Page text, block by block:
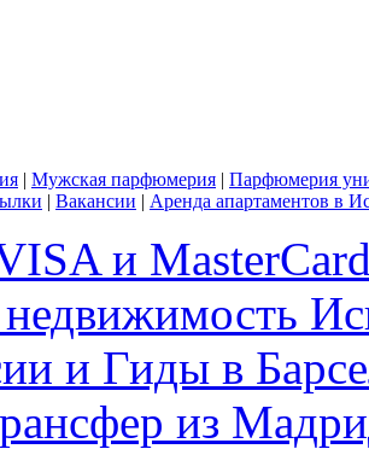
| Мужская парфюмерия | Парфюмерия
| Вакансии | Аренда апартаментов в
и
недвижимость
и Гиды в
из